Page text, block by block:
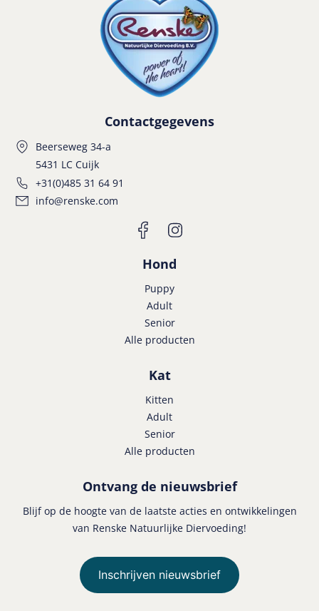
Contactgegevens
Beerseweg 34-a
5431 LC Cuijk
+31(0)485 31 64 91
info@renske.com
Hond
Puppy
Adult
Senior
Alle producten
Kat
Kitten
Adult
Senior
Alle producten
Ontvang de nieuwsbrief
Blijf op de hoogte van de laatste acties en ontwikkelingen
van Renske Natuurlijke Diervoeding!
Inschrijven nieuwsbrief